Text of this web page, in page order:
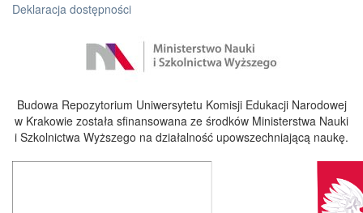
Deklaracja dostępności
Budowa Repozytorium Uniwersytetu Komisji Edukacji Narodowej
w Krakowie została sfinansowana ze środków Ministerstwa Nauki
i Szkolnictwa Wyższego na działalność upowszechniającą naukę.